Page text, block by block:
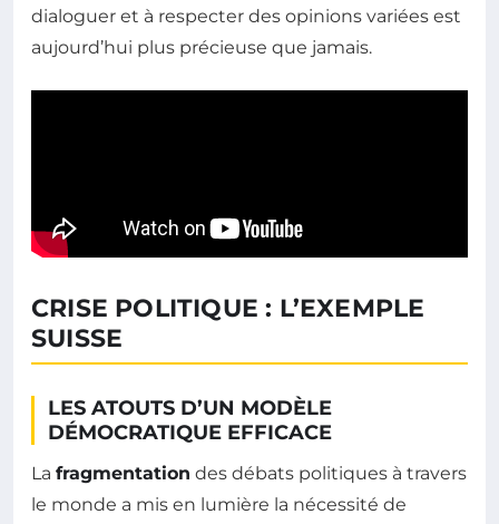
dialoguer et à respecter des opinions variées est
aujourd’hui plus précieuse que jamais.
CRISE POLITIQUE : L’EXEMPLE
SUISSE
LES ATOUTS D’UN MODÈLE
DÉMOCRATIQUE EFFICACE
La fragmentation des débats politiques à travers
le monde a mis en lumière la nécessité de